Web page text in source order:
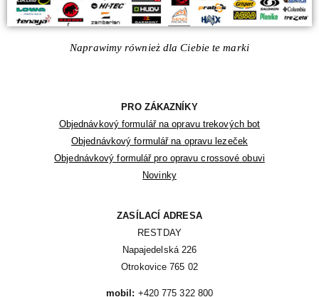
Naprawimy również dla Ciebie te marki
PRO ZÁKAZNÍKY
Objednávkový formulář na opravu trekových bot
Objednávkový formulář na opravu lezeček
Objednávkový formulář pro opravu crossové obuvi
Novinky
ZASÍLACÍ ADRESA
RESTDAY
Napajedelská 226
Otrokovice 765 02
mobil: